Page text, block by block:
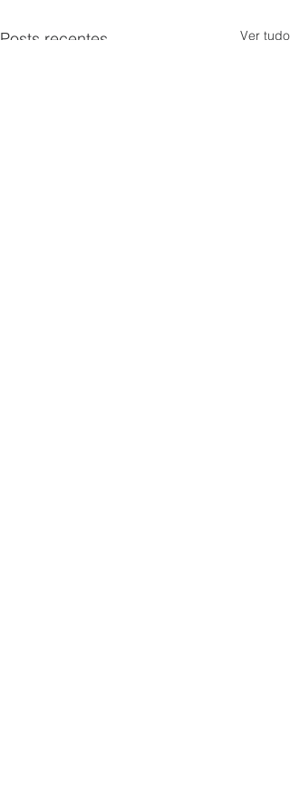
Posts recentes Ver tudo